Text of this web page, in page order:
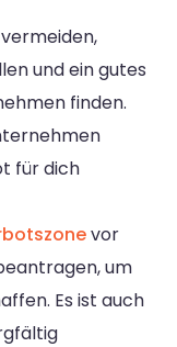
und ein gutes
finden.
für dich
vor
um
Es ist auch